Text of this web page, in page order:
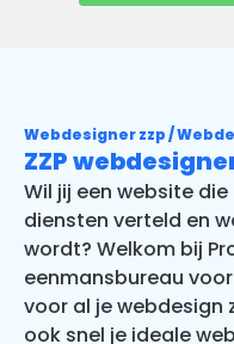
Webdesigner zzp /
ZZP
Wil jij een website
diensten verteld en
wordt? Welkom bij
eenmansbureau voor
voor al je webdesign
ook snel je ideale